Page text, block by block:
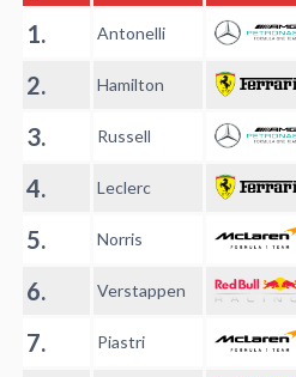
1. Antonelli
2. Hamilton
3. Russell
4. Leclerc
5. Norris
6. Verstappen
7. Piastri